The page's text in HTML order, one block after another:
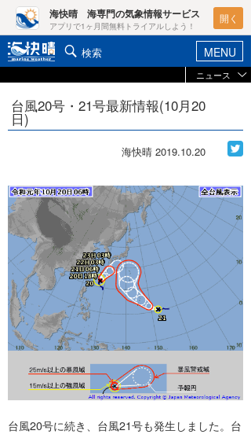
海快晴 海専門の気象情報サービス
アプリで1ヶ月間無料トライアルしよう！
開く
検索 MENU
ヘルプ&サポート マイホーム
ログイン
天気予報・概況
週間予報/天気図/他
ニュース
会員メニュー
台風20号・21号最新情報(10月20
日)
海快晴 2019.10.20
台風20号に続き、台風21号も発生しました。台
ニュース
お知らせ
コラム
ライター/寄稿メディア
海快晴
海快晴スタッフ
☆加藤
banpaku
ライター
岡崎友子